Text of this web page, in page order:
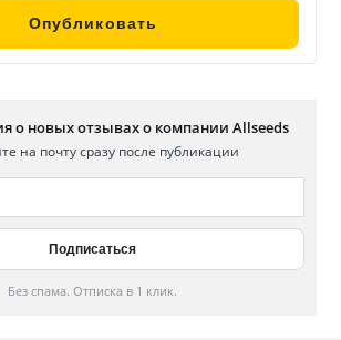
о новых отзывах о компании Allseeds
на почту сразу после публикации
Без спама. Отписка в 1 клик.